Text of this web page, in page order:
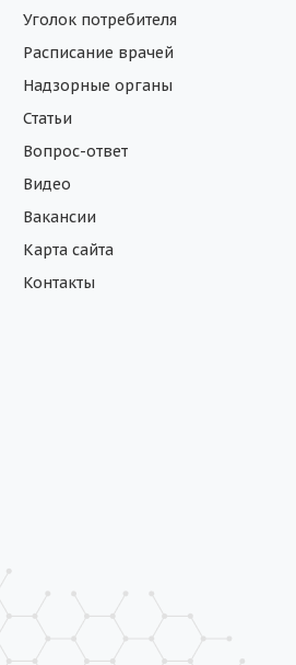
Уголок потребителя
Расписание врачей
Надзорные органы
Статьи
Вопрос-ответ
Видео
Вакансии
Карта сайта
Контакты